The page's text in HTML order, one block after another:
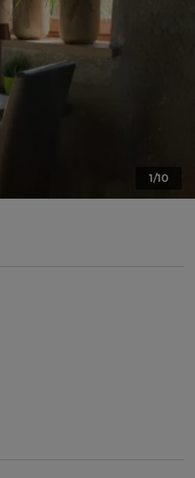
1/10